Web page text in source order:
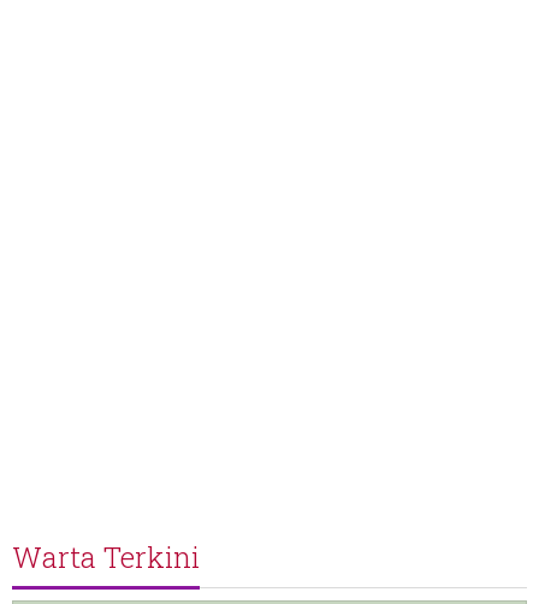
Warta Terkini